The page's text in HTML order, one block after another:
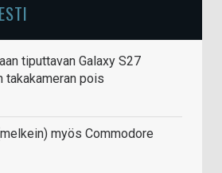
tiputtavan Galaxy S27
takakameran pois
myös Commodore